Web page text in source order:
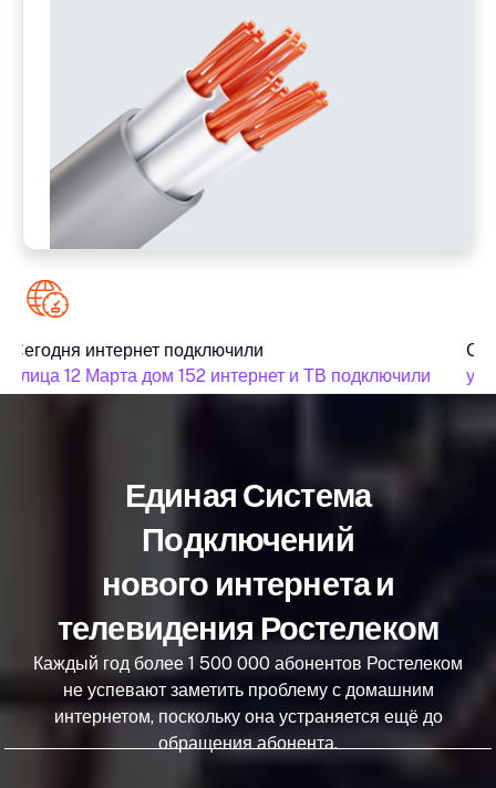
Сегодня интернет подключили
улица 12 Марта дом 152 интернет и ТВ подключили
Единая Система
Подключений
нового интернета и
телевидения Ростелеком
Каждый год более 1 500 000 абонентов Ростелеком
не успевают заметить проблему с домашним
интернетом, поскольку она устраняется ещё до
обращения абонента.